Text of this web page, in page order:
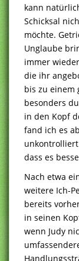
kann
Schicksal
möchte.
Unglaube
immer
die ihr
bis zu einem
besonders
in den Kopf
fand ich es
dass es
Nach etwa
weitere Ich-
bereits
in seinen
wenn Judy